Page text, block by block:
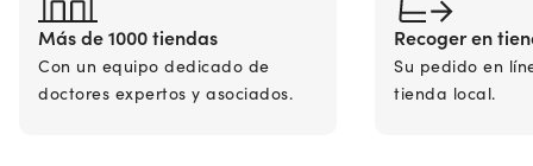
Más de 1000 tiendas
Con un equipo dedicado de
doctores expertos y asociados.
Recoger en
Su pedido en
tienda local.